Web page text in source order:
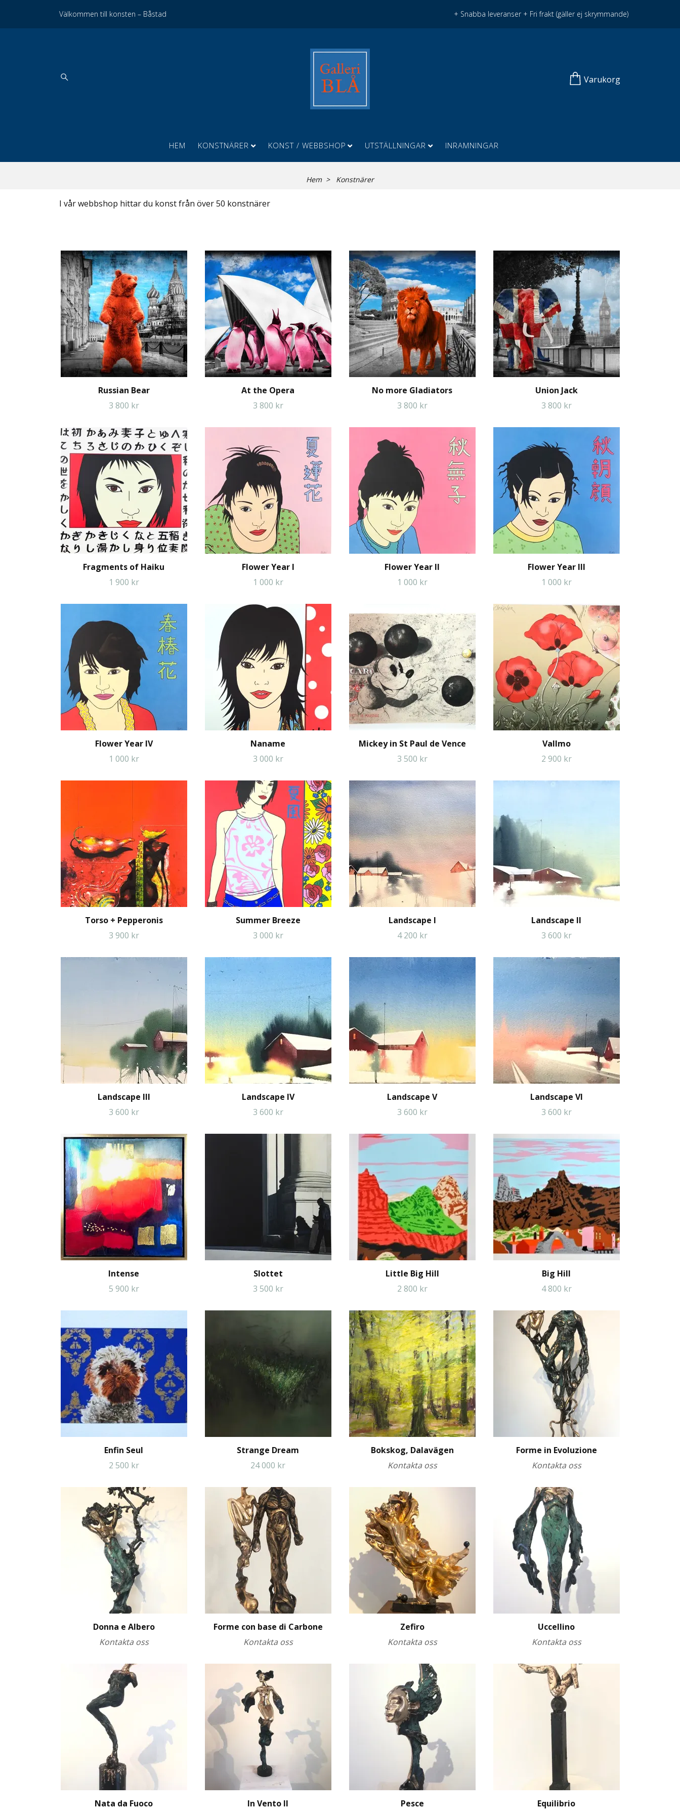
Välkommen till konsten – Båstad + Snabba leveranser + Fri frakt (gäller ej skrymmande)
Varukorg
HEM KONSTNÄRER KONST / WEBBSHOP UTSTÄLLNINGAR INRAMNINGAR
Hem Konstnärer
I vår webbshop hittar du konst från över 50 konstnärer
Russian Bear
3 800 kr
At the Opera
3 800 kr
No more Gladiators
3 800 kr
Union Jack
3 800 kr
Fragments of Haiku
1 900 kr
Flower Year I
1 000 kr
Flower Year II
1 000 kr
Flower Year III
1 000 kr
Flower Year IV
1 000 kr
Naname
3 000 kr
Mickey in St Paul de Vence
3 500 kr
Vallmo
2 900 kr
Torso + Pepperonis
3 900 kr
Summer Breeze
3 000 kr
Landscape I
4 200 kr
Landscape II
3 600 kr
Landscape III
3 600 kr
Landscape IV
3 600 kr
Landscape V
3 600 kr
Landscape VI
3 600 kr
Intense
5 900 kr
Slottet
3 500 kr
Little Big Hill
2 800 kr
Big Hill
4 800 kr
Enfin Seul
2 500 kr
Strange Dream
24 000 kr
Bokskog, Dalavägen
Kontakta oss
Forme in Evoluzione
Kontakta oss
Donna e Albero
Kontakta oss
Forme con base di Carbone
Kontakta oss
Zefiro
Kontakta oss
Uccellino
Kontakta oss
Nata da Fuoco
In Vento II
Pesce
Equilibrio